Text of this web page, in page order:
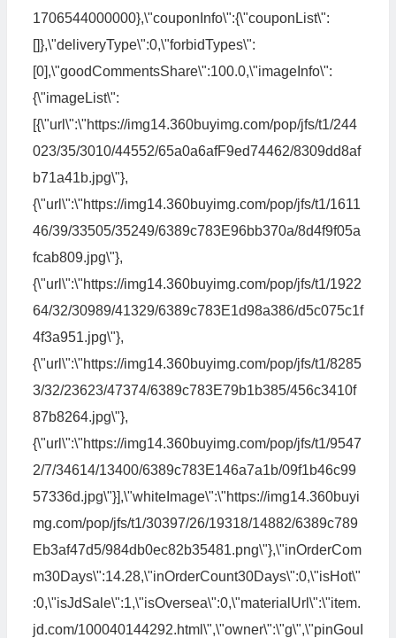
1706544000000},\"couponInfo\":{\"couponList\":
[]},\"deliveryType\":0,\"forbidTypes\":
[0],\"goodCommentsShare\":100.0,\"imageInfo\":
{\"imageList\":
[{\"url\":\"https://img14.360buyimg.com/pop/jfs/t1/244
023/35/3010/44552/65a0a6afF9ed74462/8309dd8af
b71a41b.jpg\"},
{\"url\":\"https://img14.360buyimg.com/pop/jfs/t1/1611
46/39/33505/35249/6389c783E96bb370a/8d4f9f05a
fcab809.jpg\"},
{\"url\":\"https://img14.360buyimg.com/pop/jfs/t1/1922
64/32/30989/41329/6389c783E1d98a386/d5c075c1f
4f3a951.jpg\"},
{\"url\":\"https://img14.360buyimg.com/pop/jfs/t1/8285
3/32/23623/47374/6389c783E79b1b385/456c3410f
87b8264.jpg\"},
{\"url\":\"https://img14.360buyimg.com/pop/jfs/t1/9547
2/7/34614/13400/6389c783E146a7a1b/09f1b46c99
57336d.jpg\"}],\"whiteImage\":\"https://img14.360buyi
mg.com/pop/jfs/t1/30397/26/19318/14882/6389c789
Eb3af47d5/984db0ec82b35481.png\"},\"inOrderCom
m30Days\":14.28,\"inOrderCount30Days\":0,\"isHot\"
:0,\"isJdSale\":1,\"isOversea\":0,\"materialUrl\":\"item.
jd.com/100040144292.html\",\"owner\":\"g\",\"pinGouI